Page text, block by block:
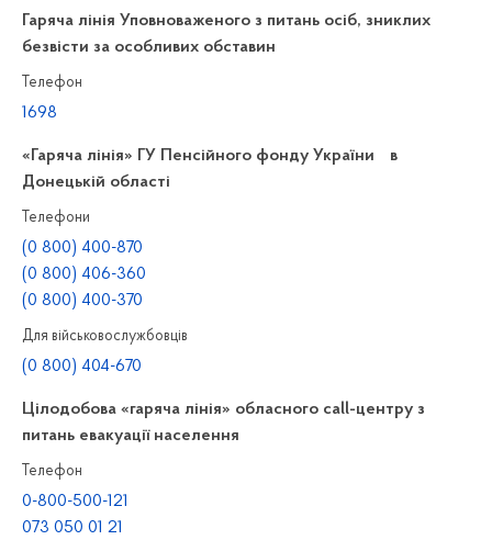
Гаряча лінія Уповноваженого з питань осіб, зниклих
безвісти за особливих обставин
Телефон
1698
«Гаряча лінія» ГУ Пенсійного фонду України в
Донецькій області
Телефони
(0 800) 400-870
(0 800) 406-360
(0 800) 400-370
Для військовослужбовців
(0 800) 404-670
Цілодобова «гаряча лінія» обласного call-центру з
питань евакуації населення
Телефон
0-800-500-121
073 050 01 21